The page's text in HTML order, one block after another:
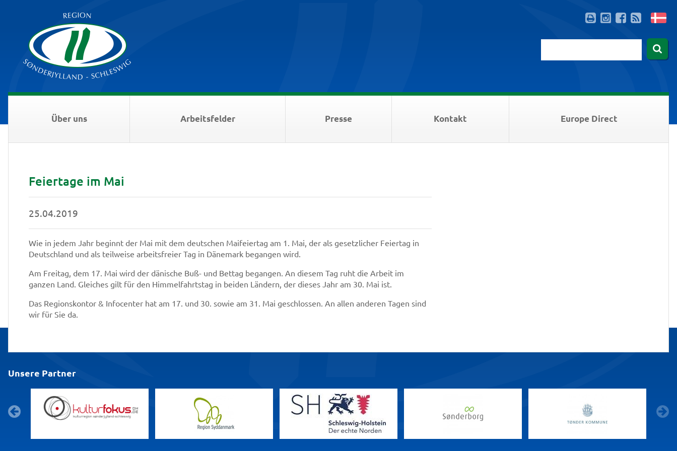
Über uns Arbeitsfelder Presse Kontakt Europe Direct
Feiertage im Mai
25.04.2019
Wie in jedem Jahr beginnt der Mai mit dem deutschen Maifeiertag am 1. Mai, der als gesetzlicher Feiertag in
Deutschland und als teilweise arbeitsfreier Tag in Dänemark begangen wird.
Am Freitag, dem 17. Mai wird der dänische Buß- und Bettag begangen. An diesem Tag ruht die Arbeit im
ganzen Land. Gleiches gilt für den Himmelfahrtstag in beiden Ländern, der dieses Jahr am 30. Mai ist.
Das Regionskontor & Infocenter hat am 17. und 30. sowie am 31. Mai geschlossen. An allen anderen Tagen sind
wir für Sie da.
Unsere Partner